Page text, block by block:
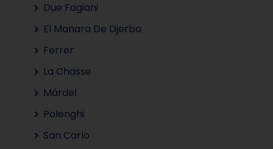
Due Fagiani
El Manara De Djerba
Ferrer
La Chasse
Márdel
Polenghi
San Carlo